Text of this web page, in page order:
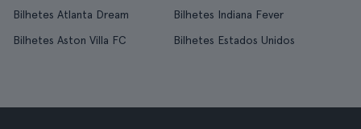
Bilhetes Atlanta Dream
Bilhetes Indiana Fever
Bilhetes Aston Villa FC
Bilhetes Estados Unidos